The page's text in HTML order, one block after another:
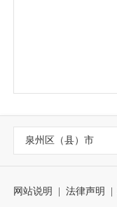
泉州区（县）市
网站说明 法律声明